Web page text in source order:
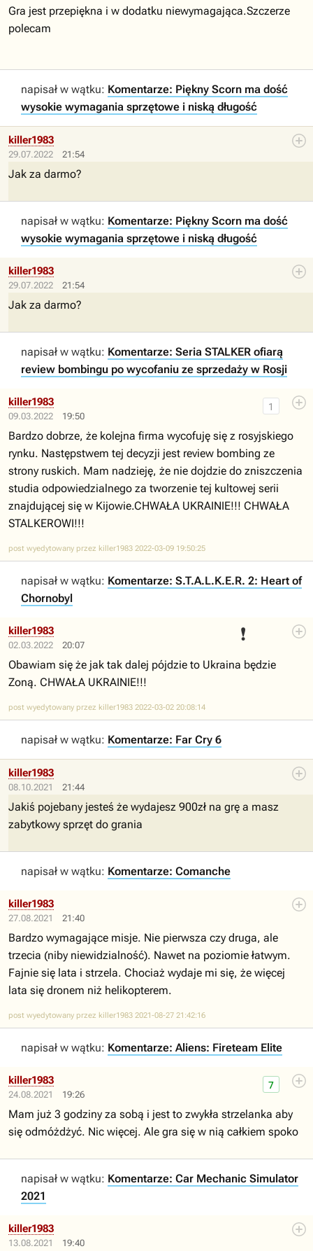
Gra jest przepiękna i w dodatku niewymagająca.Szczerze
polecam
napisał w wątku: Komentarze: Piękny Scorn ma dość
wysokie wymagania sprzętowe i niską długość
29.07.2022 21:54
killer1983
Jak za darmo?
napisał w wątku: Komentarze: Piękny Scorn ma dość
wysokie wymagania sprzętowe i niską długość
29.07.2022 21:54
killer1983
Jak za darmo?
napisał w wątku: Komentarze: Seria STALKER ofiarą
review bombingu po wycofaniu ze sprzedaży w Rosji
09.03.2022 19:50
1
killer1983
Bardzo dobrze, że kolejna firma wycofuję się z rosyjskiego
rynku. Następstwem tej decyzji jest review bombing ze
strony ruskich. Mam nadzieję, że nie dojdzie do zniszczenia
studia odpowiedzialnego za tworzenie tej kultowej serii
znajdującej się w Kijowie.CHWAŁA UKRAINIE!!! CHWAŁA
STALKEROWI!!!
post wyedytowany przez killer1983 2022-03-09 19:50:25
napisał w wątku: Komentarze: S.T.A.L.K.E.R. 2: Heart of
Chornobyl
02.03.2022 20:07
❗
killer1983
Obawiam się że jak tak dalej pójdzie to Ukraina będzie
Zoną. CHWAŁA UKRAINIE!!!
post wyedytowany przez killer1983 2022-03-02 20:08:14
napisał w wątku: Komentarze: Far Cry 6
08.10.2021 21:44
killer1983
Jakiś pojebany jesteś że wydajesz 900zł na grę a masz
zabytkowy sprzęt do grania
napisał w wątku: Komentarze: Comanche
27.08.2021 21:40
killer1983
Bardzo wymagające misje. Nie pierwsza czy druga, ale
trzecia (niby niewidzialność). Nawet na poziomie łatwym.
Fajnie się lata i strzela. Chociaż wydaje mi się, że więcej
lata się dronem niż helikopterem.
post wyedytowany przez killer1983 2021-08-27 21:42:16
napisał w wątku: Komentarze: Aliens: Fireteam Elite
24.08.2021 19:26
7
killer1983
Mam już 3 godziny za sobą i jest to zwykła strzelanka aby
się odmóżdżyć. Nic więcej. Ale gra się w nią całkiem spoko
napisał w wątku: Komentarze: Car Mechanic Simulator
2021
13.08.2021 19:40
killer1983